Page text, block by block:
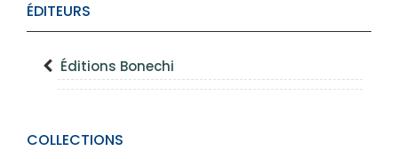
ÉDITEURS
Éditions Bonechi
COLLECTIONS